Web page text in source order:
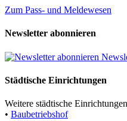
Zum Pass- und Meldewesen
Newsletter abonnieren
Städtische Einrichtungen
Weitere städtische
• Baubetriebshof